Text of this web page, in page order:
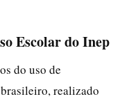
Escolar do Inep
do uso de
realizado